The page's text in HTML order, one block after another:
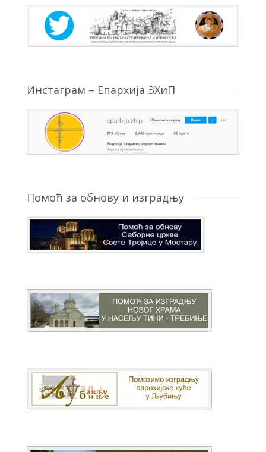
Инстаграм – Епархија ЗХиП
Помоћ за обнову и изградњу